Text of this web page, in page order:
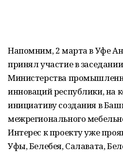
Напомним, 2 марта в Уфе
принял участие в
Министерства
инноваций республики, на
инициативу создания в
межрегионального
Интерес к проекту уже
Уфы, Белебея, Салавата,